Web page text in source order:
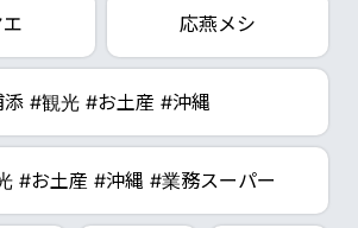
応燕メシ
#観光 #お土産 #沖縄
#お土産 #沖縄 #業務スーパー